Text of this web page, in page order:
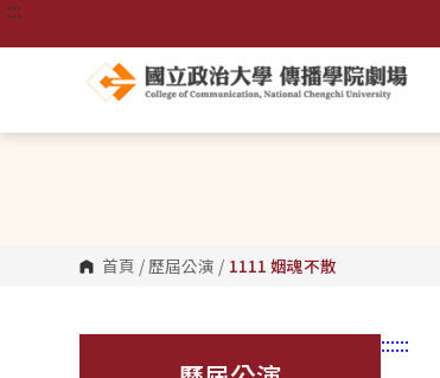
跳
主
區
:::
首頁 /歷屆公演 / 1111 姻魂不散
::::::